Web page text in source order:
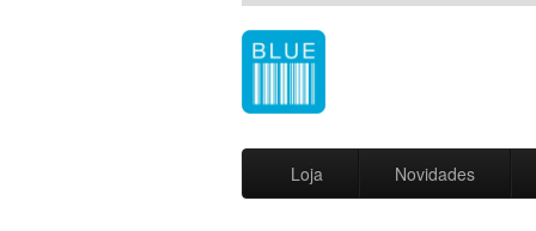
Loja Novidades